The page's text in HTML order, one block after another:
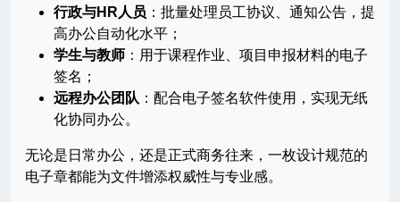
行政与HR人员 ：批量处理员工协议、通知公告，提
高办公自动化水平；
学生与教师 ：用于课程作业、项目申报材料的电子
签名；
远程办公团队 ：配合电子签名软件使用，实现无纸
化协同办公。
无论是日常办公，还是正式商务往来，一枚设计规范的
电子章都能为文件增添权威性与专业感。